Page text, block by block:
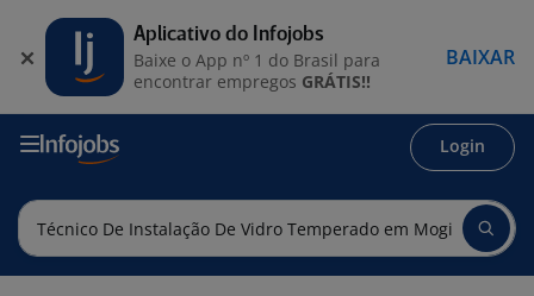
Login
Aplicativo do Infojobs
Baixe o App nº 1 do Brasil para
encontrar empregos GRÁTIS!!
BAIXAR